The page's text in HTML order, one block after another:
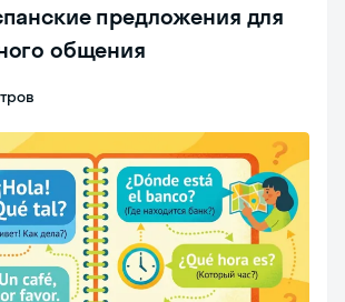
предложения для
общения